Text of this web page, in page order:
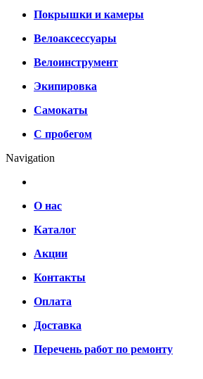
Покрышки и камеры
Велоаксессуары
Велоинструмент
Экипировка
Самокаты
С пробегом
Navigation
О нас
Каталог
Акции
Контакты
Оплата
Доставка
Перечень работ по ремонту